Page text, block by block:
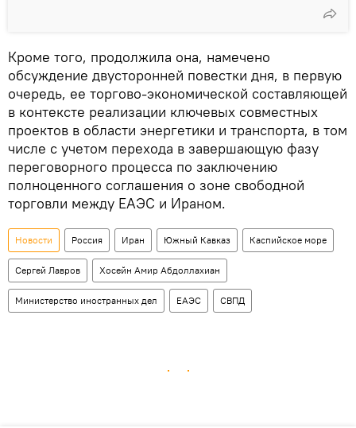
Кроме того, продолжила она, намечено
обсуждение двусторонней повестки дня, в первую
очередь, ее торгово-экономической составляющей
в контексте реализации ключевых совместных
проектов в области энергетики и транспорта, в том
числе с учетом перехода в завершающую фазу
переговорного процесса по заключению
полноценного соглашения о зоне свободной
торговли между ЕАЭС и Ираном.
Новости Россия Иран Южный Кавказ Каспийское море
Сергей Лавров Хосейн Амир Абдоллахиан
Министерство иностранных дел ЕАЭС СВПД